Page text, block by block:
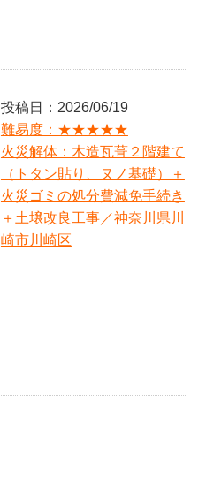
投稿日：2026/06/19
難易度：★★★★★
火災解体：木造瓦葺２階建て
（トタン貼り、ヌノ基礎）＋
火災ゴミの処分費減免手続き
＋土壌改良工事／神奈川県川
崎市川崎区